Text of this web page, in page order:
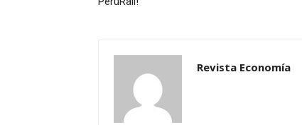
Revista Economía